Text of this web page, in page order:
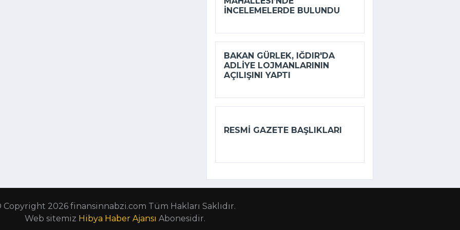
INCELEMELERDE BULUNDU
BAKAN GÜRLEK, IĞDIR'DA
ADLIYE LOJMANLARININ
AÇILIŞINI YAPTI
RESMI GAZETE BAŞLIKLARI
Copyright 2026 finansinnabzi.com Tüm Hakları Saklıdır.
Web sitemiz Hibya Haber Ajansı Abonesidir.